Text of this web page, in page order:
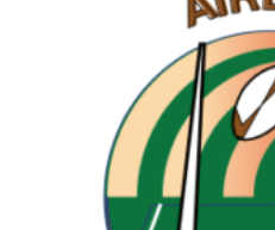
RAMBLING SOCIETY